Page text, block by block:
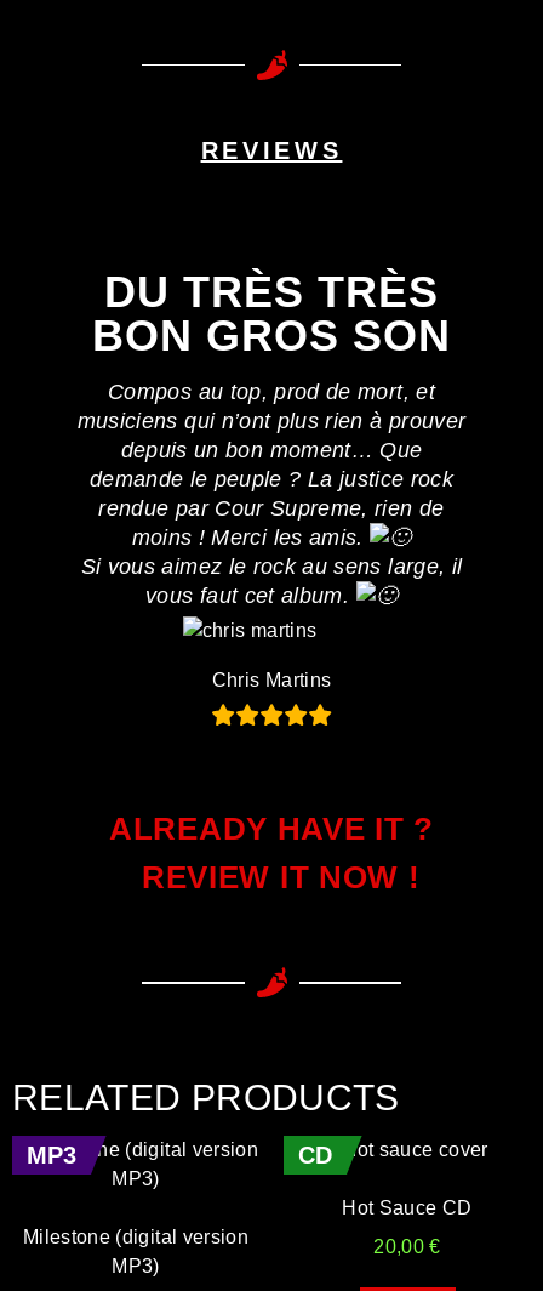
REVIEWS
DU TRÈS TRÈS
BON GROS SON
Compos au top, prod de mort, et
musiciens qui n’ont plus rien à prouver
depuis un bon moment… Que
demande le peuple ? La justice rock
rendue par Cour Supreme, rien de
moins ! Merci les amis.
Si vous aimez le rock au sens large, il
vous faut cet album.
Chris Martins
ALREADY HAVE IT ?
REVIEW IT NOW !
RELATED PRODUCTS
MP3
Milestone (digital version
MP3)
CD
Hot Sauce CD
20,00€